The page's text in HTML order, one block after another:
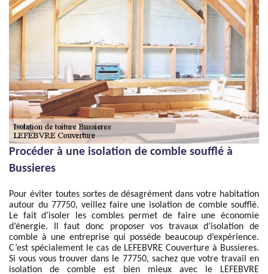
Procéder à une isolation de comble soufflé à
Bussieres
Pour éviter toutes sortes de désagrément dans votre habitation
autour du 77750, veillez faire une isolation de comble soufflé.
Le fait d’isoler les combles permet de faire une économie
d’énergie. Il faut donc proposer vos travaux d’isolation de
comble à une entreprise qui possède beaucoup d’expérience.
C’est spécialement le cas de LEFEBVRE Couverture à Bussieres.
Si vous vous trouver dans le 77750, sachez que votre travail en
isolation de comble est bien mieux avec le LEFEBVRE